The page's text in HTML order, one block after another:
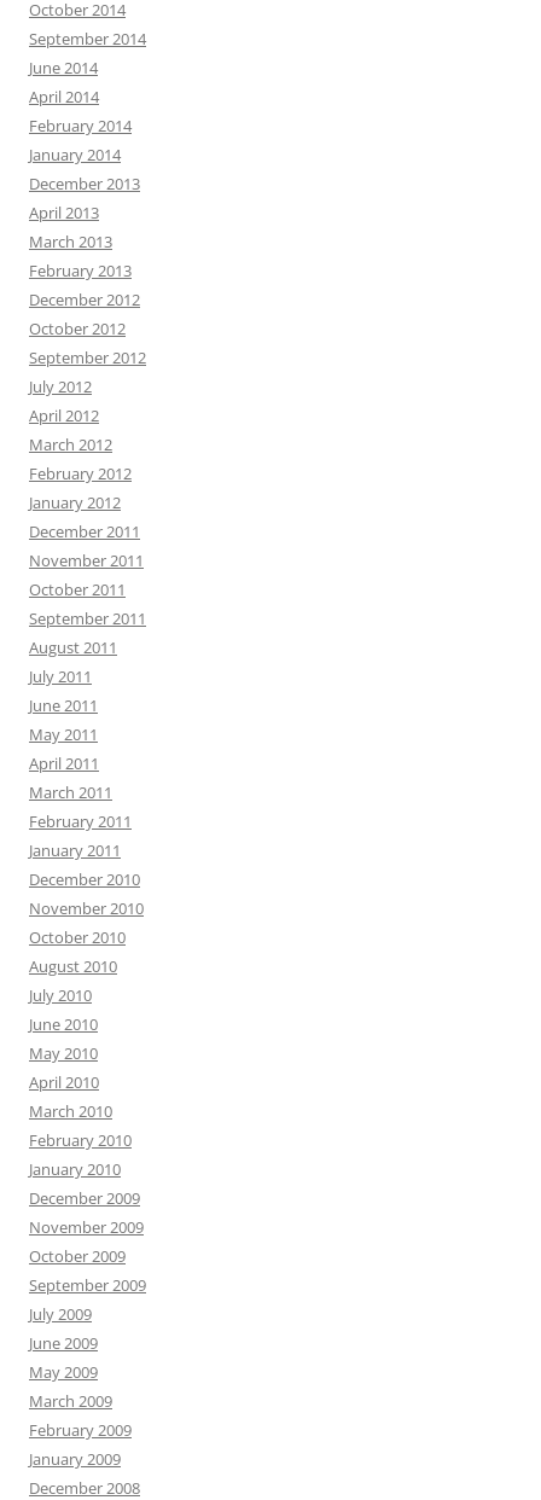
October 2014
September 2014
June 2014
April 2014
February 2014
January 2014
December 2013
April 2013
March 2013
February 2013
December 2012
October 2012
September 2012
July 2012
April 2012
March 2012
February 2012
January 2012
December 2011
November 2011
October 2011
September 2011
August 2011
July 2011
June 2011
May 2011
April 2011
March 2011
February 2011
January 2011
December 2010
November 2010
October 2010
August 2010
July 2010
June 2010
May 2010
April 2010
March 2010
February 2010
January 2010
December 2009
November 2009
October 2009
September 2009
July 2009
June 2009
May 2009
March 2009
February 2009
January 2009
December 2008